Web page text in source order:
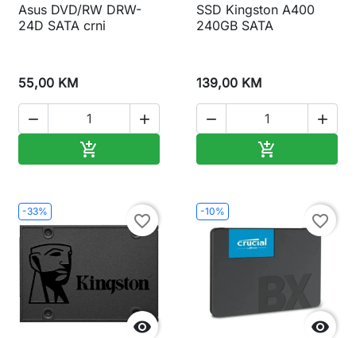
Asus DVD/RW DRW-
24D SATA crni
55,00 KM
 

SSD Kingston A400
240GB SATA
139,00 KM
 

-33%

favorite_border
-10%

favorite_border